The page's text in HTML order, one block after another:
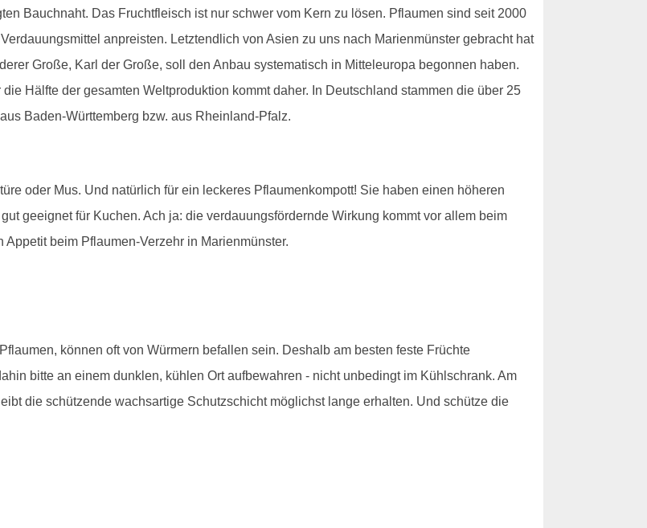
Bauchnaht. Das Fruchtfleisch ist nur schwer vom Kern zu lösen. Pflaumen sind seit 2000
anpreisten. Letztendlich von Asien zu uns nach Marienmünster gebracht hat
Große, Karl der Große, soll den Anbau systematisch in Mitteleuropa begonnen haben.
Hälfte der gesamten Weltproduktion kommt daher. In Deutschland stammen die über 25
Baden-Württemberg bzw. aus Rheinland-Pfalz.
oder Mus. Und natürlich für ein leckeres Pflaumenkompott! Sie haben einen höheren
geeignet für Kuchen. Ach ja: die verdauungsfördernde Wirkung kommt vor allem beim
Appetit beim Pflaumen-Verzehr in Marienmünster.
können oft von Würmern befallen sein. Deshalb am besten feste Früchte
bitte an einem dunklen, kühlen Ort aufbewahren - nicht unbedingt im Kühlschrank. Am
die schützende wachsartige Schutzschicht möglichst lange erhalten. Und schütze die